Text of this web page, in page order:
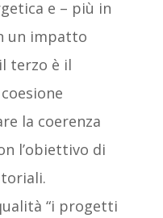
e – più in
un impatto
terzo è il
la coerenza
l’obiettivo di
“i progetti